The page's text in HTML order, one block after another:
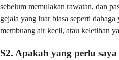
sebelum memulakan rawatan, dan
gejala yang luar biasa seperti
membuang air kecil, atau keletihan
S2. Apakah yang perlu